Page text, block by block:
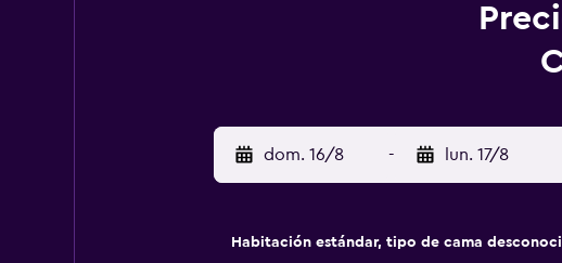
dom. 16/8 - lun. 17/8
Habitación estándar, tipo de cama